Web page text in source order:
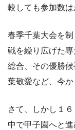
較しても参加数は
春季千葉大会を
戦を繰り広げた
総合、その優勝
葉敬愛など、今か
さて、しかし１
中で甲子園へと進